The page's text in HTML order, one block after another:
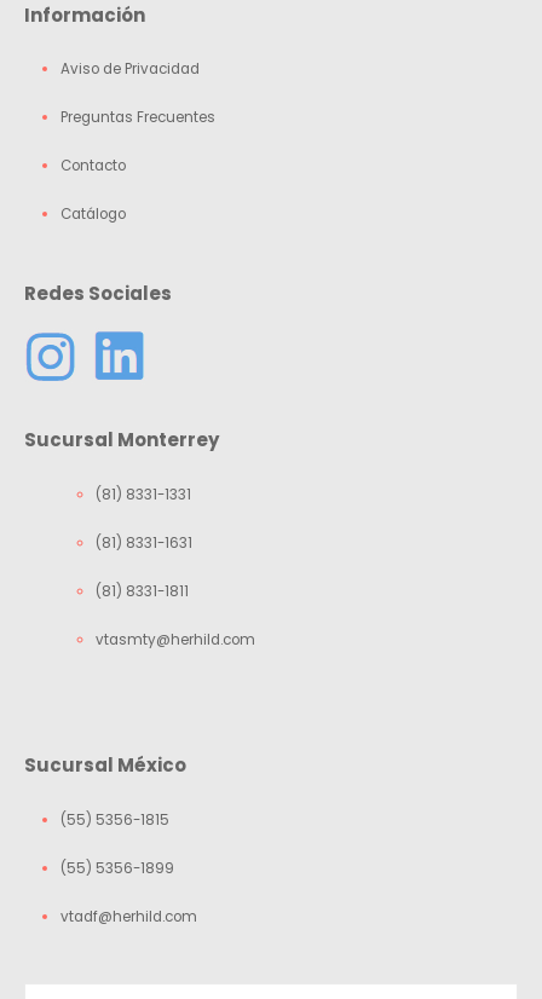
Información
Aviso de Privacidad
Preguntas Frecuentes
Contacto
Catálogo
Redes Sociales
Sucursal Monterrey
(81) 8331-1331
(81) 8331-1631
(81) 8331-1811
vtasmty@herhild.com
Sucursal México
(55) 5356-1815
(55) 5356-1899
vtadf@herhild.com